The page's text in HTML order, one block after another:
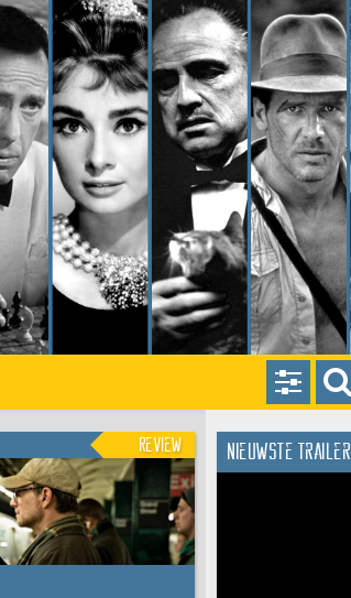
Review Nieuwste trailer